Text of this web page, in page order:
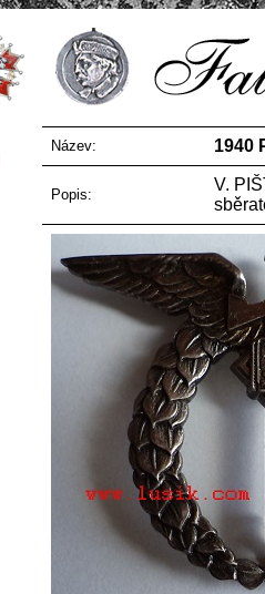
Název: 1940
Popis:
V.